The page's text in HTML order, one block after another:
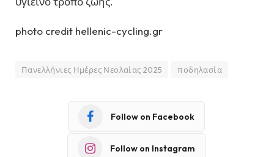
photo credit hellenic-cycling.gr
Πανελλήνιες Ημέρες Νεολαίας 2025 ποδηλασία
Follow on Facebook
Follow on Instagram